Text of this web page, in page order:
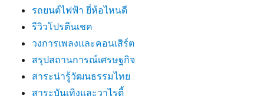
รถยนต์ไฟฟ้า ยี่ห้อไหนดี
รีวิวโปรตีนเชค
วงการเพลงและคอนเสิร์ต
สรุปสถานการณ์เศรษฐกิจ
สาระน่ารู้วัฒนธรรมไทย
สาระบันเทิงและวาไรตี้